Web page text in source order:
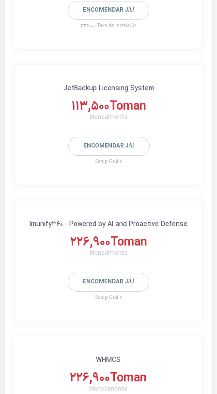
ENCOMENDAR JÁ!
336,000 Taxa de Instalação
JetBackup Licensing System
113,500Toman
Mensalmente
ENCOMENDAR JÁ!
Setup Grátis
Imunify360 - Powered by AI and Proactive Defense
226,900Toman
Mensalmente
ENCOMENDAR JÁ!
Setup Grátis
WHMCS
226,900Toman
Mensalmente